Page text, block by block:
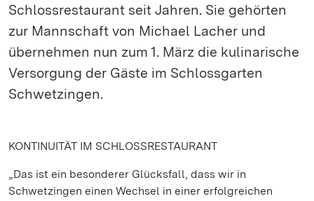
Schlossrestaurant seit Jahren. Sie gehörten
zur Mannschaft von Michael Lacher und
übernehmen nun zum 1. März die kulinarische
Versorgung der Gäste im Schlossgarten
Schwetzingen.
KONTINUITÄT IM SCHLOSSRESTAURANT
„Das ist ein besonderer Glücksfall, dass wir in
Schwetzingen einen Wechsel in einer erfolgreichen